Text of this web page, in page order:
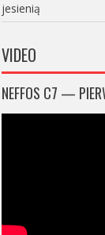
jesienią
VIDEO
NEFFOS C7 —